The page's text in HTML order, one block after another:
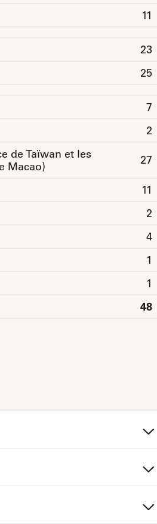
11
23
25
7
2
de Taïwan et les
Macao)
27
11
2
4
1
1
48